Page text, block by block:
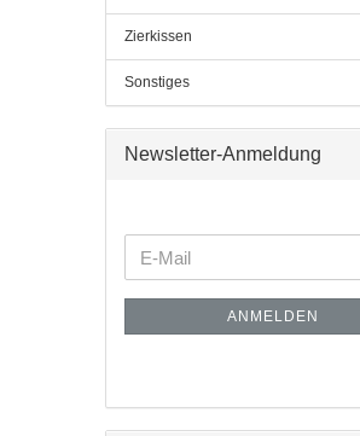
Zierkissen
Sonstiges
Newsletter-Anmeldung
ANMELDEN